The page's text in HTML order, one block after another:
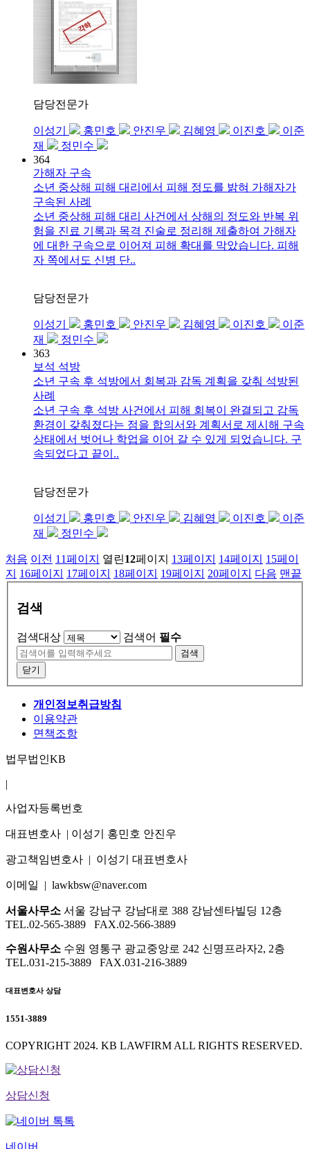
담당전문가
이성기 홍민호 안진우 김혜영 이진호
이준
재
정민수
364
가해자 구속
소년 중상해 피해 대리에서 피해 정도를 밝혀 가해자가
구속된 사례
소년 중상해 피해 대리 사건에서 상해의 정도와 반복 위
험을 진료 기록과 목격 진술로 정리해 제출하여 가해자
에 대한 구속으로 이어져 피해 확대를 막았습니다. 피해
자 쪽에서도 신병 단..
담당전문가
이성기 홍민호 안진우 김혜영 이진호
이준
재
정민수
363
보석 석방
소년 구속 후 석방에서 회복과 감독 계획을 갖춰 석방된
사례
소년 구속 후 석방 사건에서 피해 회복이 완결되고 감독
환경이 갖춰졌다는 점을 합의서와 계획서로 제시해 구속
상태에서 벗어나 학업을 이어 갈 수 있게 되었습니다. 구
속되었다고 끝이..
담당전문가
이성기 홍민호 안진우 김혜영 이진호
이준
재
정민수
처음 이전 11페이지 열린12페이지 13페이지 14페이지 15페이
지
16페이지 17페이지 18페이지 19페이지 20페이지 다음 맨끝
검색
검색대상 검색어 필수
검색
닫기
개인정보취급방침
이용약관
면책조항
법무법인KB
|
사업자등록번호
대표변호사 | 이성기 홍민호 안진우
광고책임변호사 | 이성기 대표변호사
이메일 | lawkbsw@naver.com
서울사무소 서울 강남구 강남대로 388 강남센타빌딩 12층
TEL.02-565-3889 FAX.02-566-3889
수원사무소 수원 영통구 광교중앙로 242 신명프라자2, 2층
TEL.031-215-3889 FAX.031-216-3889
대표변호사 상담
1551-3889
COPYRIGHT 2024. KB LAWFIRM ALL RIGHTS RESERVED.
상담신청